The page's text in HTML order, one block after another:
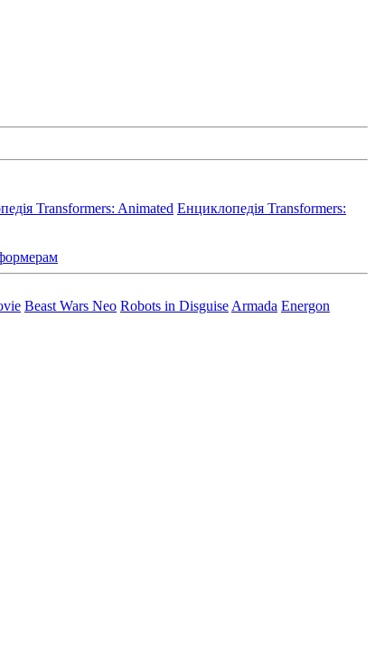
Transformers: Animated Енциклопедія Transformers:
Beast Wars Neo Robots in Disguise Armada Energon